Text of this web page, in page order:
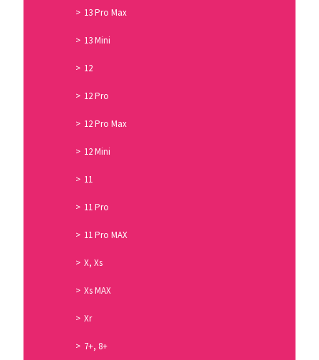
13 Pro Max
13 Mini
12
12 Pro
12 Pro Max
12 Mini
11
11 Pro
11 Pro MAX
X, Xs
Xs MAX
Xr
7+, 8+